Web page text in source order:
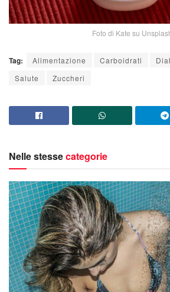
Foto di Kate su
Tag: Alimentazione Carboidrati
Salute
Zuccheri
Nelle stessecategorie